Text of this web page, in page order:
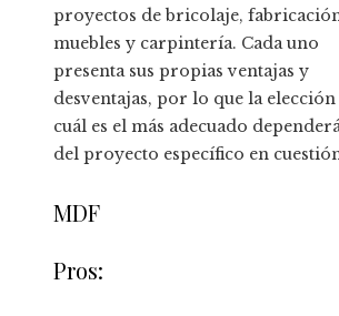
proyectos de bricolaje,
muebles y carpintería. Cada uno
presenta sus propias ventajas y
desventajas, por lo que la elección
cuál es el más adecuado
del proyecto específico en
MDF
Pros: